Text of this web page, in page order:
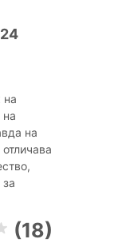
на
на
на
(18)